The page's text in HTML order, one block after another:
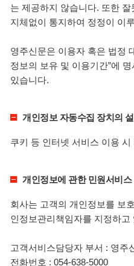
는 제공하지 않습니다. 또한
지체없이 통지하여 정정이 이
영주신문은 이용자 혹은 법정
정보의 보유 및 이용기간”에
있습니다.
개인정보 자동수집 장치의
쿠키 등 인터넷 서비스 이용
개인정보에 관한 민원서비스
회사는 고객의 개인정보를 보
인정보관리책임자를 지정하고
고객서비스담당자 부서 : 영주
전화번호 : 054-638-5000